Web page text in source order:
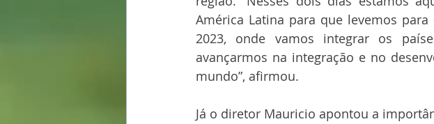
América Latina para que levemos
2023, onde vamos integrar os
avançarmos na integração e no
mundo”, afirmou.
Já o diretor Mauricio apontou a